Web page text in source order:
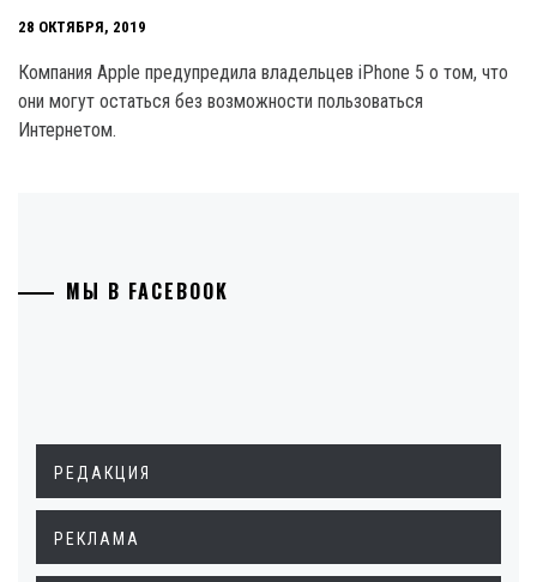
28 ОКТЯБРЯ, 2019
Компания Apple предупредила владельцев iPhone 5 о том, что
они могут остаться без возможности пользоваться
Интернетом.
МЫ В FACEBOOK
РЕДАКЦИЯ
РЕКЛАМА